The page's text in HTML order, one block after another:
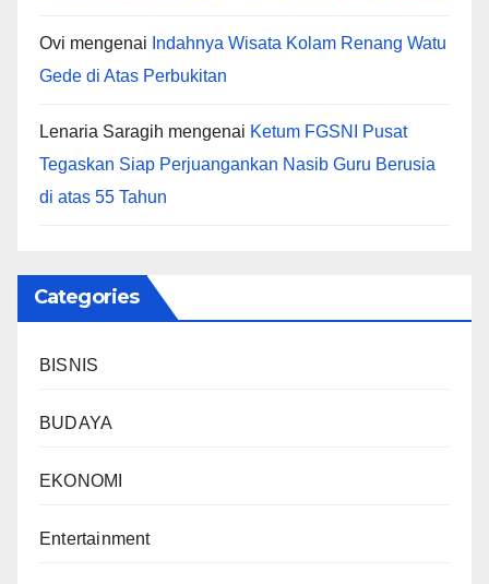
Ovi mengenai Indahnya Wisata Kolam Renang Watu
Gede di Atas Perbukitan
Lenaria Saragih mengenai Ketum FGSNI Pusat
Tegaskan Siap Perjuangankan Nasib Guru Berusia
di atas 55 Tahun
Categories
BISNIS
BUDAYA
EKONOMI
Entertainment